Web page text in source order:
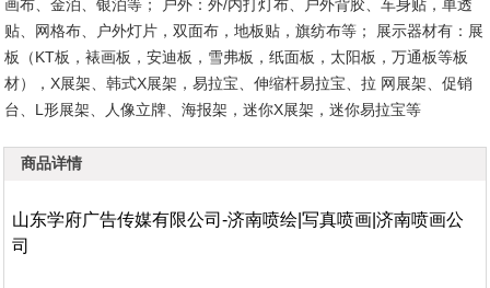
画布、金泊、银泊等； 户外：外/内打灯布、户外背胶、车身贴，单透
贴、网格布、户外灯片，双面布，地板贴，旗纺布等； 展示器材有：展
板（KT板，裱画板，安迪板，雪弗板，纸面板，太阳板，万通板等板
材），X展架、韩式X展架，易拉宝、伸缩杆易拉宝、拉 网展架、促销
台、L形展架、人像立牌、海报架，迷你X展架，迷你易拉宝等
商品详情
山东学府广告传媒有限公司-济南喷绘| 写真喷画 济南喷画公
司